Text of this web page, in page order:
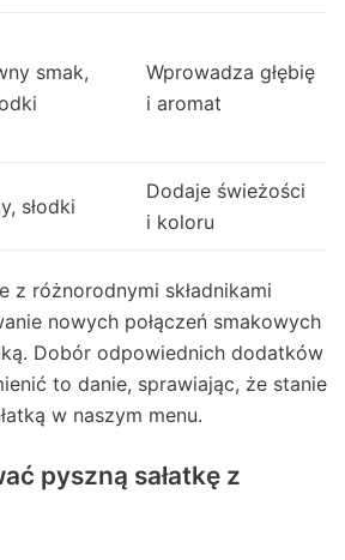
smak,
Wprowadza głębię
i aromat
słodki
Dodaje świeżości
i koloru
z różnorodnymi składnikami
nowych połączeń smakowych
Dobór odpowiednich dodatków
to danie, sprawiając, że stanie
w naszym menu.
pyszną sałatkę z